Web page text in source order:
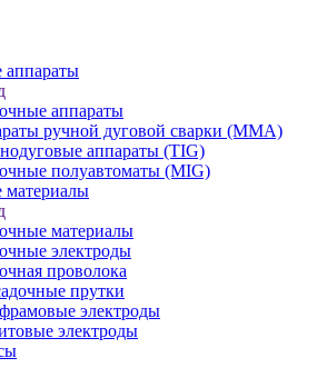
аппараты
аппараты
ручной дуговой сварки (MMA)
аппараты (TIG)
полуавтоматы (MIG)
материалы
материалы
электроды
проволока
прутки
электроды
электроды